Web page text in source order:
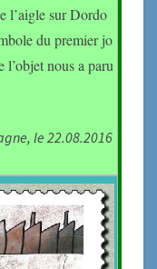
l’aigle sur Dordo
du premier jo
nous a paru
le 22.08.2016